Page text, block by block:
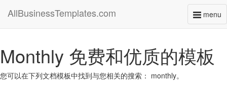
menu
AllBusinessTemplates.com
Monthly 免费和优质的模板
您可以在下列文档模板中找到与您相关的搜索： monthly。